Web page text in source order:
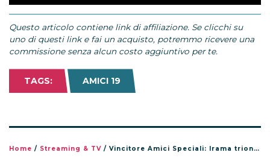
Questo articolo contiene link di affiliazione. Se clicchi su
uno di questi link e fai un acquisto, potremmo ricevere una
commissione senza alcun costo aggiuntivo per te.
TAGS: AMICI 19
Home / Streaming & TV / Vincitore Amici Speciali: Irama trionfa nella prima edizione del programma